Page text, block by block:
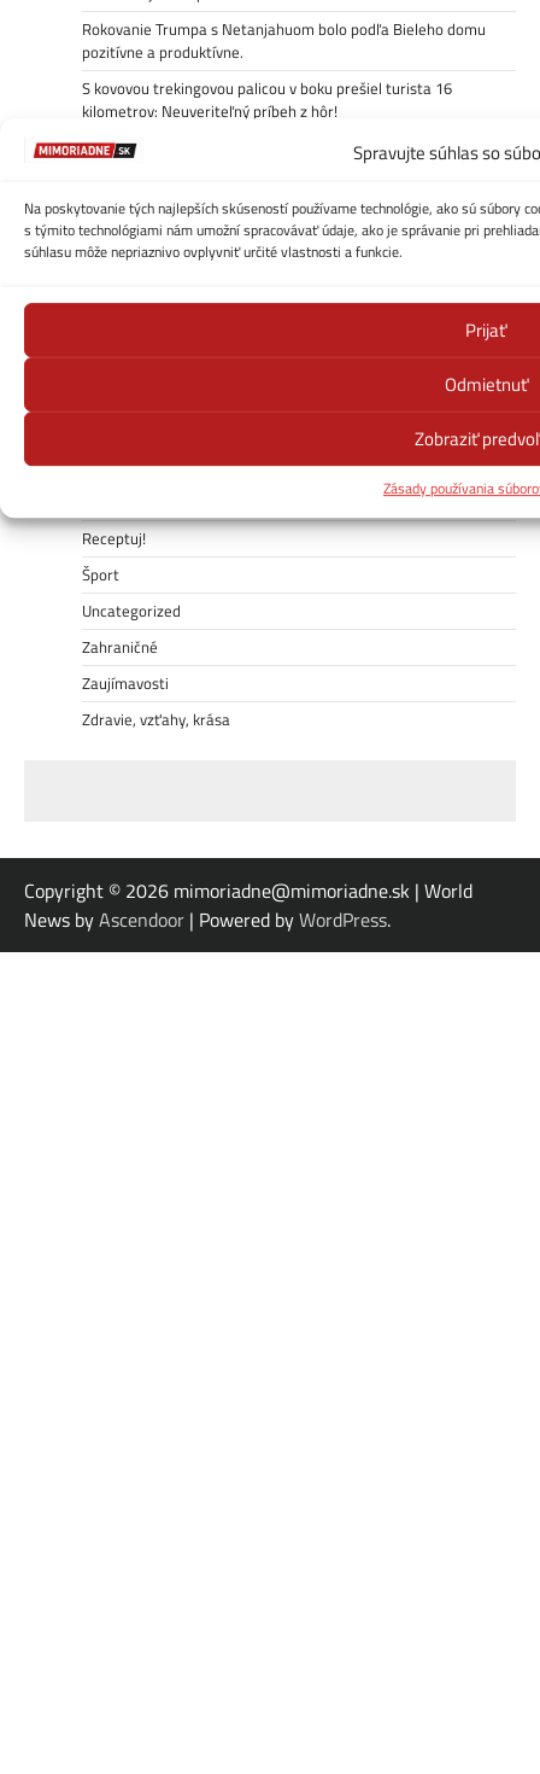
Spravujte súhlas so
Na poskytovanie tých najlepších skúseností používame technológie, ako sú súbory
s týmito technológiami nám umožní spracovávať údaje, ako je správanie pri
súhlasu môže nepriaznivo ovplyvniť určité vlastnosti a funkcie.
Prijať
Odmietnuť
Zobraziť
Zásady používania
Rokovanie Trumpa s Netanjahuom bolo podľa Bieleho domu
pozitívne a produktívne.
S kovovou trekingovou palicou v boku prešiel turista 16
kilometrov: Neuveriteľný príbeh z hôr!
Auto vrazilo do davu na pochode LGBTQ+ v Berlíne.
Kategórie
Auto/Moto/Tech
Počasie – cesty-zjazdnosť
Receptuj!
Šport
Uncategorized
Zahraničné
Zaujímavosti
Zdravie, vzťahy, krása
Copyright © 2026 mimoriadne@mimoriadne.sk | World
News byAscendoor | Powered byWordPress.